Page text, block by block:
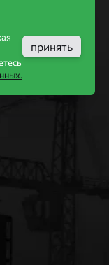
принять